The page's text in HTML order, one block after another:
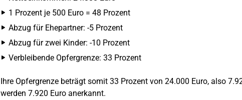
1 Prozent je 500 Euro = 48 Prozent
Abzug für Ehepartner: -5 Prozent
Abzug für zwei Kinder: -10 Prozent
Verbleibende Opfergrenze: 33 Prozent
Ihre Opfergrenze beträgt somit 33 Prozent von 24.000 Euro, also
werden 7.920 Euro anerkannt.